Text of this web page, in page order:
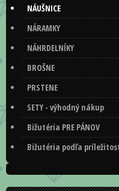
NÁUŠNICE
NÁRAMKY
NÁHRDELNÍKY
BROŠNE
PRSTENE
SETY - výhodný nákup
Bižutéria PRE PÁNOV
Bižutéria podľa